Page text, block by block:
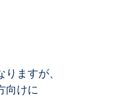
ますが、
向けに